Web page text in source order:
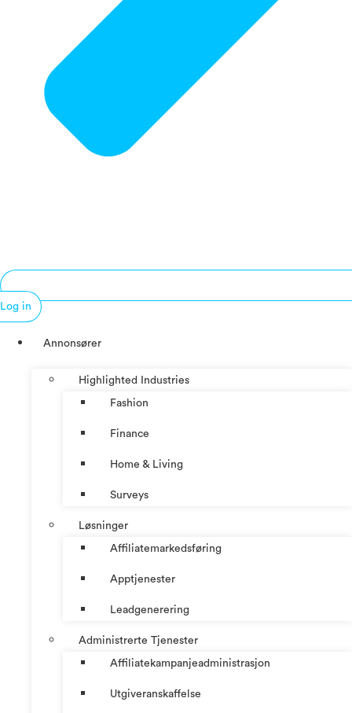
Log in
Annonsører
Highlighted Industries
Fashion
Finance
Home & Living
Surveys
Løsninger
Affiliatemarkedsføring
Apptjenester
Leadgenerering
Administrerte Tjenester
Affiliatekampanjeadministrasjon
Utgiveranskaffelse